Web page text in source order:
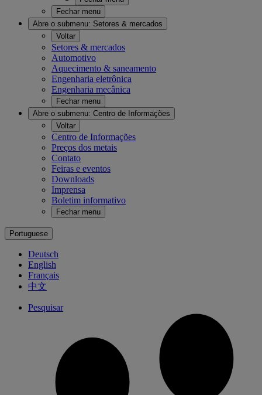
Fechar menu
Abre o submenu: Setores & mercados
Voltar
Setores & mercados
Automotivo
Aquecimento & saneamento
Engenharia eletrônica
Engenharia mecânica
Fechar menu
Abre o submenu: Centro de Informações
Voltar
Centro de Informações
Preços dos metais
Contato
Feiras e eventos
Downloads
Imprensa
Boletim informativo
Fechar menu
Portuguese
Deutsch
English
Français
中文
Pesquisar